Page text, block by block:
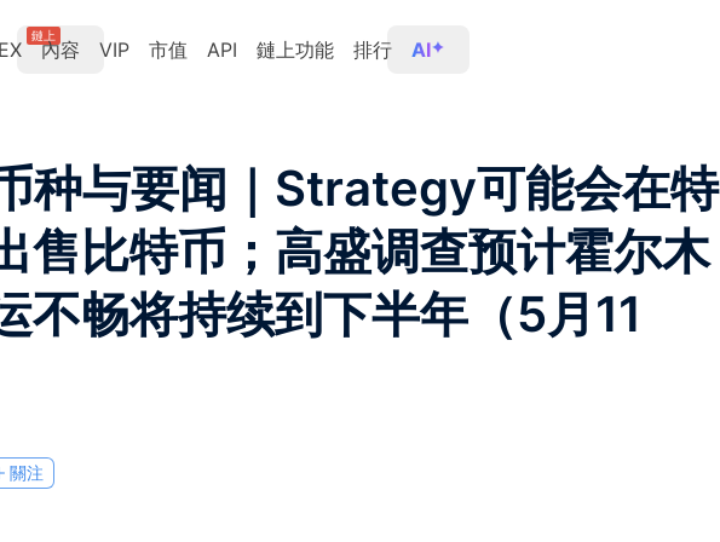
鏈上
內容 VIP 市值 API 鏈上功能 排行 AI
种与要闻｜Strategy可能会在特
售比特币；高盛调查预计霍尔木
不畅将持续到下半年（5月11
關注